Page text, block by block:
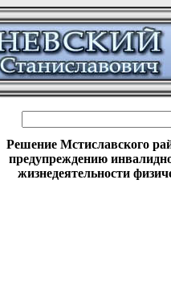
Решение Мстиславского
предупреждению
жизнедеятельности